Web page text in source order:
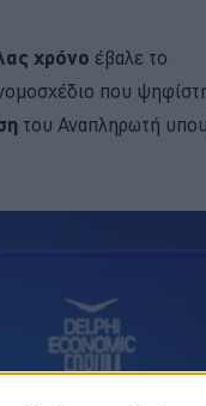
χρόνο έβαλε το
που
του Αναπληρωτή